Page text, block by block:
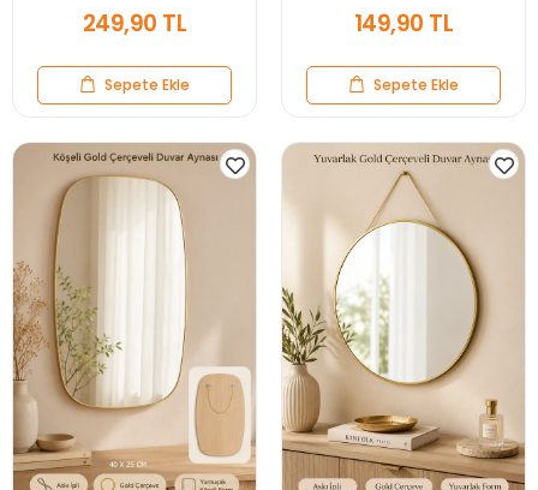
249,90 TL
Sepete Ekle
149,90 TL
Sepete Ekle